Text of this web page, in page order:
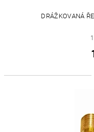
DRÁŽKOVANÁ